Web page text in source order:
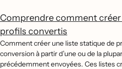
Comprendre comment créer
profils convertis
Comment créer une liste statique de
conversion à partir d’une ou de la
précédemment envoyées. Ces listes